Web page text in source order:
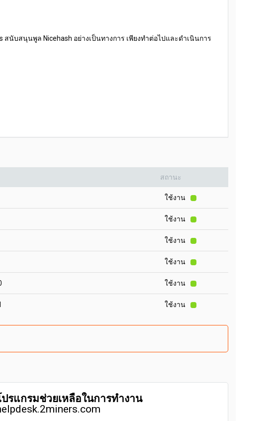
นับสนุนพูล Nicehash อย่างเป็นทางการ เพียงทำต่อไปและดำเนินการ
สถานะ
ใช้งาน
ใช้งาน
ใช้งาน
ใช้งาน
ใช้งาน
ใช้งาน
ปรแกรมช่วยเหลือในการทำงาน